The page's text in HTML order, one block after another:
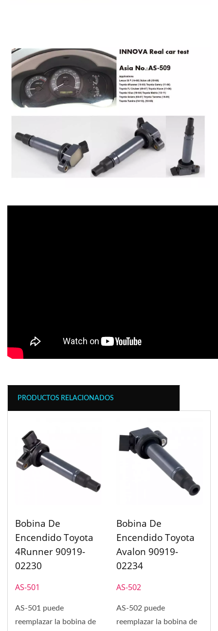
PRODUCTOS RELACIONADOS
Bobina De
Encendido Toyota
4Runner 90919-
02230
AS-501
AS-501 puede
reemplazar la bobina de
Bobina De
Encendido Toyota
Avalon 90919-
02234
AS-502
AS-502 puede
reemplazar la bobina de